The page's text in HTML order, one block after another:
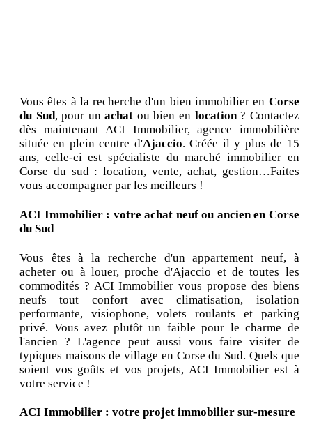
Vous êtes à la recherche d'un bien immobilier en Corse
du Sud, pour unachat ou bien en location? Contactez
dès maintenant ACI Immobilier, agence immobilière
située en plein centre d'Ajaccio. Créée il y plus de 15
ans, celle-ci est spécialiste du marché immobilier en
Corse du sud : location, vente, achat, gestion…Faites
vous accompagner par les meilleurs !
ACI Immobilier : votre achat neuf ou ancien en Corse
du Sud
Vous êtes à la recherche d'un appartement neuf, à
acheter ou à louer, proche d'Ajaccio et de toutes les
commodités ? ACI Immobilier vous propose des biens
neufs tout confort avec climatisation, isolation
performante, visiophone, volets roulants et parking
privé. Vous avez plutôt un faible pour le charme de
l'ancien ? L'agence peut aussi vous faire visiter de
typiques maisons de village en Corse du Sud. Quels que
soient vos goûts et vos projets, ACI Immobilier est à
votre service !
ACI Immobilier : votre projet immobilier sur-mesure